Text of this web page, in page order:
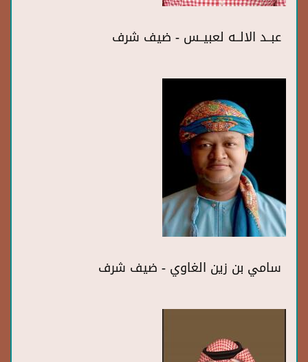
عبــد الالــه لعبيــس - ضيف شرف
سامي بن زين الغاوي - ضيف شرف